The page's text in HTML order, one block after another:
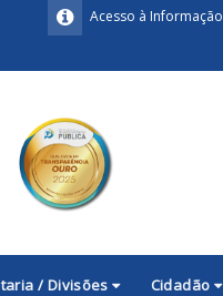
Acesso à Informação
/ Divisões Cidadão